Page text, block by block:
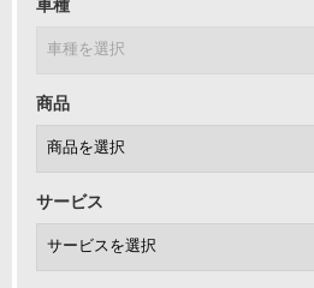
車種
商品
サービス